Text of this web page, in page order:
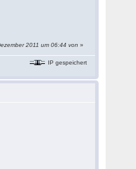
2011 um 06:44 von»
IP gespeichert